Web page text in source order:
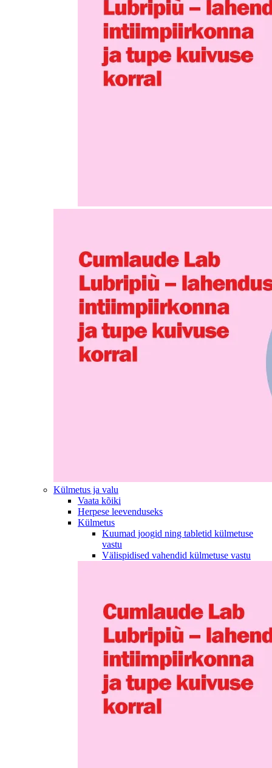
Külmetus ja valu
Vaata kõiki
Herpese leevenduseks
Külmetus
Kuumad joogid ning tabletid külmetuse
vastu
Välispidised vahendid külmetuse vastu